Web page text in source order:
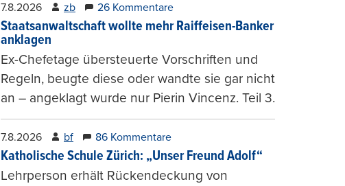
7.8.2026 zb 26 Kommentare
Staatsanwaltschaft wollte mehr Raiffeisen-Banker
anklagen
Ex-Chefetage übersteuerte Vorschriften und
Regeln, beugte diese oder wandte sie gar nicht
an – angeklagt wurde nur Pierin Vincenz. Teil 3.
7.8.2026 bf 86 Kommentare
Katholische Schule Zürich: „Unser Freund Adolf“
Lehrperson erhält Rückendeckung von